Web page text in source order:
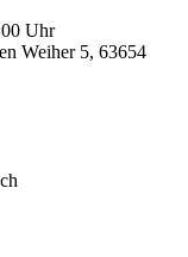
Uhr
Weiher 5, 63654